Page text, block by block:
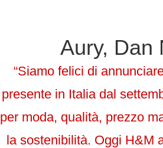
Aury, Dan
“Siamo felici di
presente in Italia dal
per moda, qualità, prezzo
la sostenibilità. Oggi H&M